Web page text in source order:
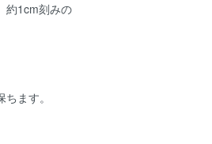
約1cm刻みの
ます。